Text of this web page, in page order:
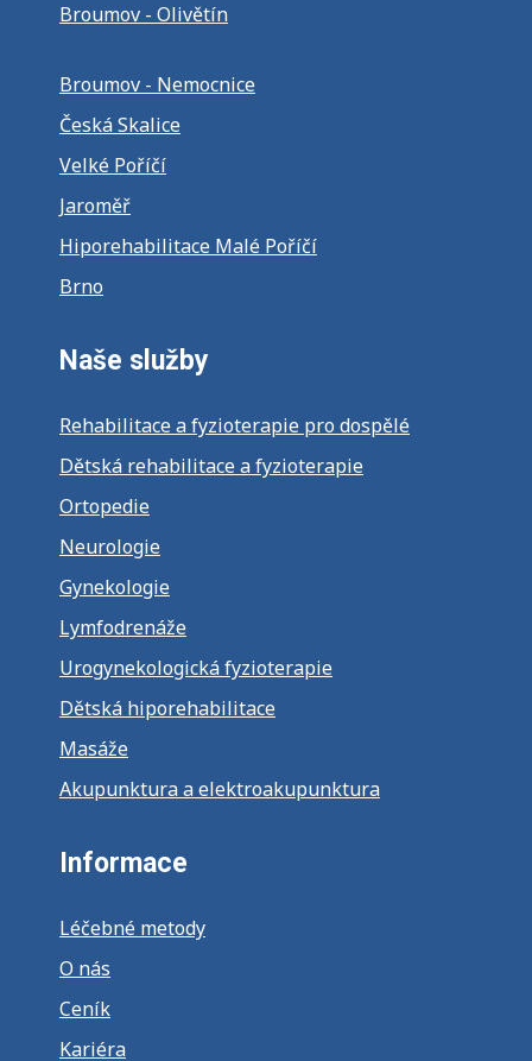
Broumov - Olivětín
Broumov - Nemocnice
Česká Skalice
Velké Poříčí
Jaroměř
Hiporehabilitace Malé Poříčí
Brno
Naše služby
Rehabilitace a fyzioterapie pro dospělé
Dětská rehabilitace a fyzioterapie
Ortopedie
Neurologie
Gynekologie
Lymfodrenáže
Urogynekologická fyzioterapie
Dětská hiporehabilitace
Masáže
Akupunktura a elektroakupunktura
Informace
Léčebné metody
O nás
Ceník
Kariéra